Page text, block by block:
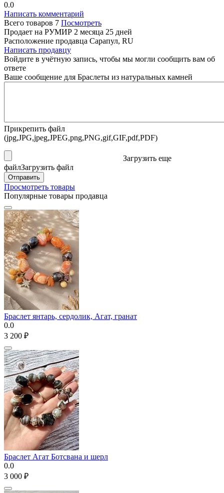
0.0
Написать комментарий
Всего товаров 7 Посмотреть
Продает на РУМИР 2 месяца 25 дней
Расположение продавца Сарапул, RU
Написать продавцу
Войдите в учётную запись, чтобы мы могли сообщить вам об
ответе
Ваше сообщение для Браслеты из натуральных камней
Прикрепить файл
(jpg,JPG,jpeg,JPEG,png,PNG,gif,GIF,pdf,PDF)
Загрузить еще
файлЗагрузить файл
Отправить
Просмотреть товары
Популярные товары продавца
Браслет янтарь, сердолик, Агат, гранат
0.0
3 200 ₽
Браслет Агат Ботсвана и шерл
0.0
3 000 ₽